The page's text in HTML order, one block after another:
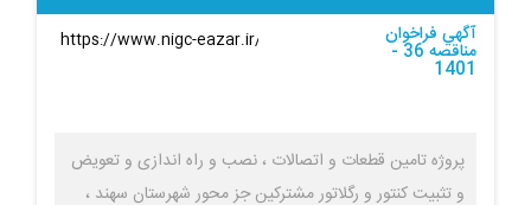
آگهي فراخوان
مناقصه 36 -
1401
پروژه تامین قطعات و اتصالات ، نصب و راه اندازی و تعویض
و تثبیت کنتور و رگلاتور مشترکین جز محور شهرستان سهند ،